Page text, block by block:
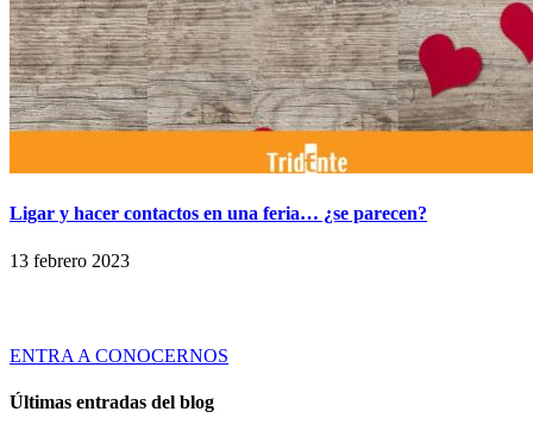
Ligar y hacer contactos en una feria… ¿se parecen?
13 febrero 2023
ENTRA A CONOCERNOS
Últimas entradas del blog